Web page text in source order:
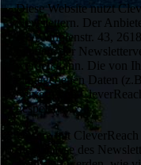
Diese Website nutzt
Newslettern. Der
KG, Mühlenstr. 43,
mit dem der
werden kann. Die von
eingegebenen Daten
Servern von
gespeichert.
Unsere mit
die Analyse des